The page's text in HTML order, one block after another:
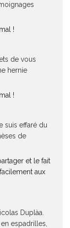
!
de vous
hernie
!
suis effaré du
de
et le fait
aux
Duplàa.
espadrilles,